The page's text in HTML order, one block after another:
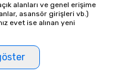
alanları ve genel erişime
asansör girişleri vb.)
evet ise alınan yeni